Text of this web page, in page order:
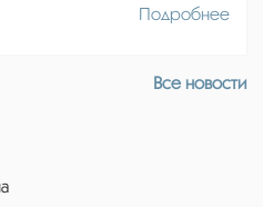
Подробнее
Все новости